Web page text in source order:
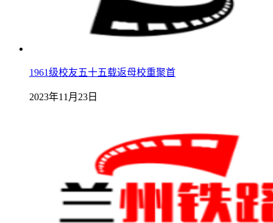
1961级校友五十五载返母校重聚首
2023年11月23日